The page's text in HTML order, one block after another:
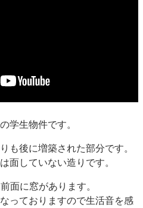
学生物件です。
も後に増築された部分です。
面していない造りです。
面に窓があります。
っておりますので生活音を感